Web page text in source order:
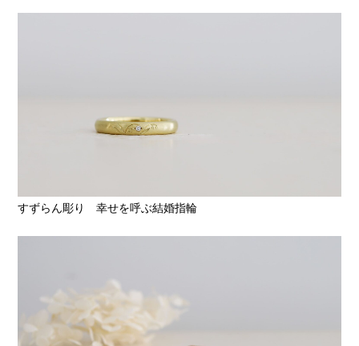
すずらん彫り 幸せを呼ぶ結婚指輪